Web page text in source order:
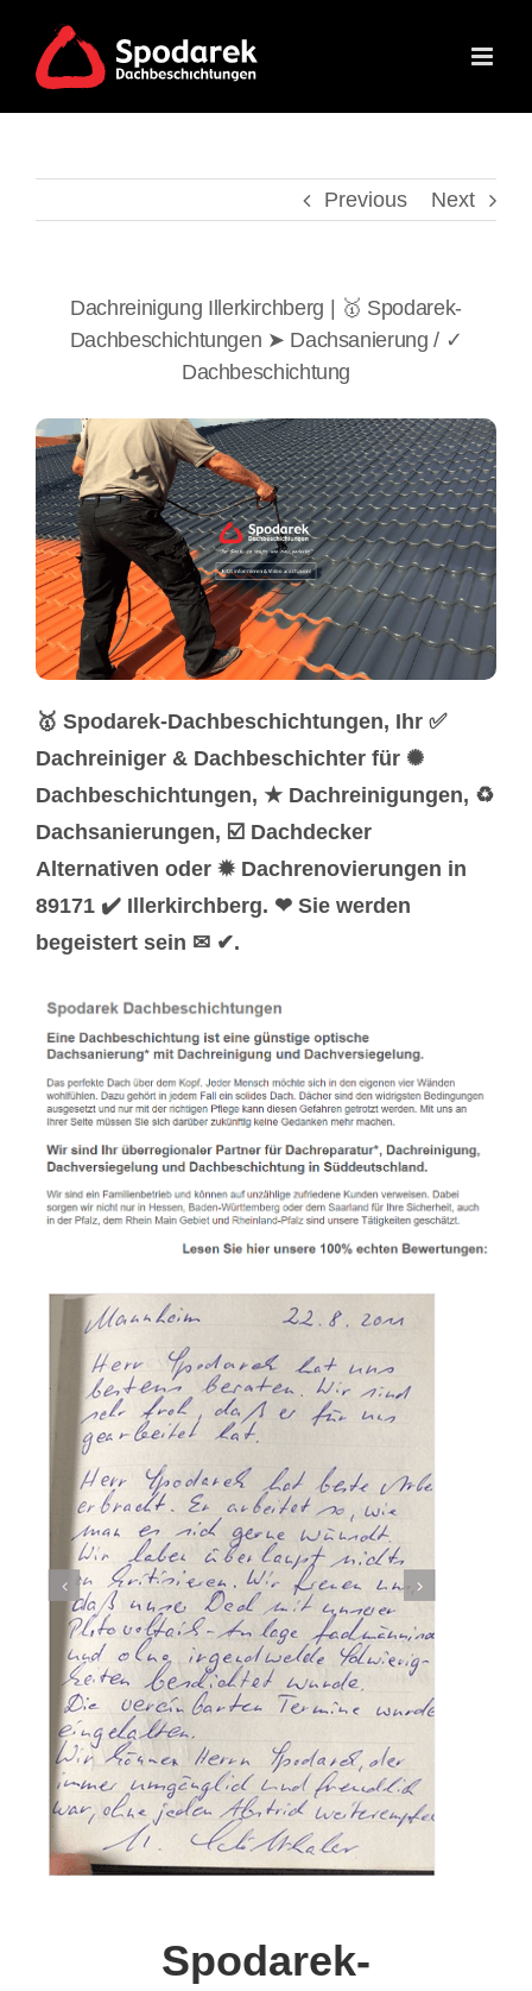
content
Previous Next
Dachreinigung Illerkirchberg | 🥇 Spodarek-
Dachbeschichtungen ➤ Dachsanierung / ✓
Dachbeschichtung
🥇 Spodarek-Dachbeschichtungen, Ihr ✅
Dachreiniger & Dachbeschichter für ✺
Dachbeschichtungen, ★ Dachreinigungen, ♻
Dachsanierungen, ☑️ Dachdecker
Alternativen oder ✹ Dachrenovierungen in
89171 ✔️ Illerkirchberg. ❤ Sie werden
begeistert sein ✉ ✔.
Spodarek-